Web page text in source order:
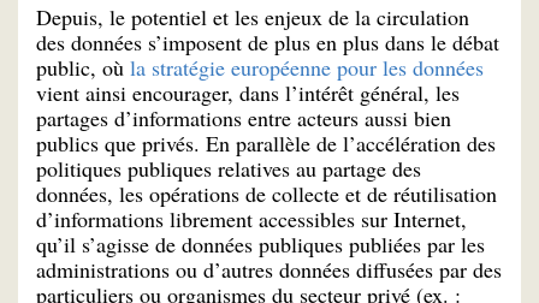
Depuis, le potentiel et les enjeux de la circulation
des données s’imposent de plus en plus dans le débat
public, où la stratégie européenne pour les données
vient ainsi encourager, dans l’intérêt général, les
partages d’informations entre acteurs aussi bien
publics que privés. En parallèle de l’accélération des
politiques publiques relatives au partage des
données, les opérations de collecte et de réutilisation
d’informations librement accessibles sur Internet,
qu’il s’agisse de données publiques publiées par les
administrations ou d’autres données diffusées par des
particuliers ou organismes du secteur privé (ex. :